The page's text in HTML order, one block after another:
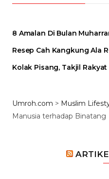
8 Amalan Di Bulan
Resep Cah Kangkung Ala
Kolak Pisang, Takjil
Umroh.com > Muslim
Manusia terhadap Binatang